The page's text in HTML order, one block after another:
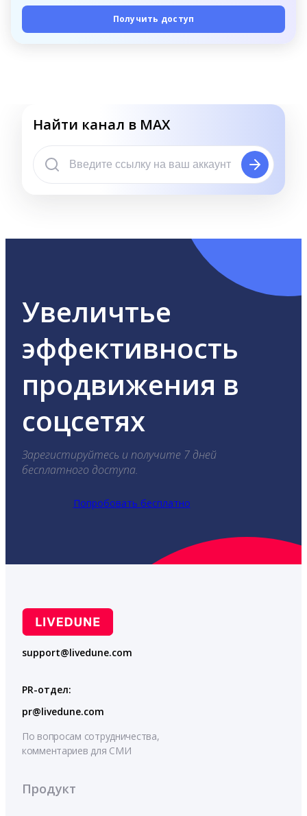
Получить доступ
Найти канал в MAX
Увеличтье
эффективность
продвижения в
соцсетях
Зарегистируйтесь и получите 7 дней
бесплатного доступа.
Попробовать бесплатно
support@livedune.com
PR-отдел:
pr@livedune.com
По вопросам сотрудничества,
комментариев для СМИ
Продукт